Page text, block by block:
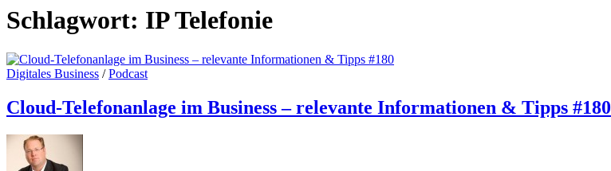
Schlagwort: IP Telefonie
Digitales Business /Podcast
Cloud-Telefonanlage im Business – relevante Informationen & Tipps #180